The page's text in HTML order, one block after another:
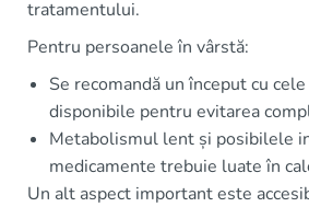
tratamentului.
Pentru persoanele în vârstă:
Se recomandă un început cu
disponibile pentru evitarea
Metabolismul lent și posibilele
medicamente trebuie luate în
Un alt aspect important este